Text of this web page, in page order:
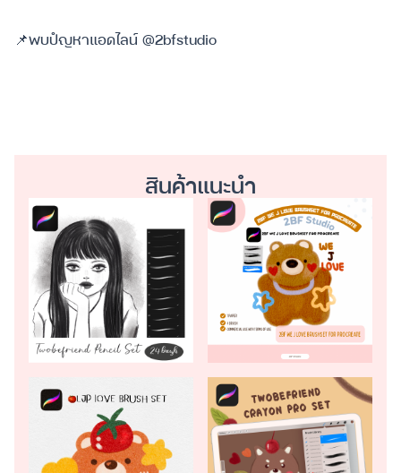
📌พบปํญหาแอดไลน์ @2bfstudio
สินค้าแนะนำ